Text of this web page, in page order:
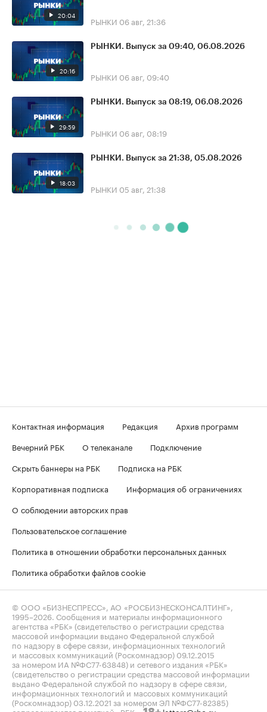
20:04 РЫНКИ 06 авг, 21:36
20:16
РЫНКИ. Выпуск за 09:40, 06.08.2026
РЫНКИ 06 авг, 09:40
29:59
РЫНКИ. Выпуск за 08:19, 06.08.2026
РЫНКИ 06 авг, 08:19
18:03
РЫНКИ. Выпуск за 21:38, 05.08.2026
РЫНКИ 05 авг, 21:38
Контактная информация Редакция
Архив программ
Вечерний РБК
О телеканале
Подключение
Скрыть баннеры на РБК
Подписка на РБК
Корпоративная подписка
Информация об ограничениях
О соблюдении авторских прав
Пользовательское соглашение
Политика в отношении обработки персональных данных
Политика обработки файлов cookie
© ООО «БИЗНЕСПРЕСС», АО «РОСБИЗНЕСКОНСАЛТИНГ»,
1995–2026 . Сообщения и материалы информационного
агентства «РБК» (свидетельство о регистрации средства
массовой информации выдано Федеральной службой
по надзору в сфере связи, информационных технологий
и массовых коммуникаций (Роскомнадзор) 09.12.2015
за номером ИА №ФС77-63848) и сетевого издания «РБК»
(свидетельство о регистрации средства массовой информации
выдано Федеральной службой по надзору в сфере связи,
информационных технологий и массовых коммуникаций
(Роскомнадзор) 03.12.2021 за номером ЭЛ №ФС77-82385)